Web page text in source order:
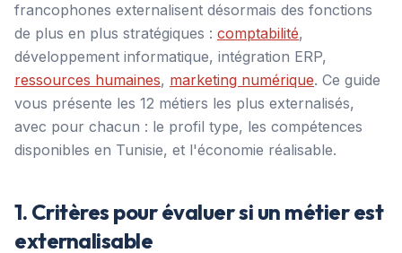
francophones externalisent désormais des fonctions
de plus en plus stratégiques : comptabilité,
développement informatique, intégration ERP,
ressources humaines, marketing numérique. Ce guide
vous présente les 12 métiers les plus externalisés,
avec pour chacun : le profil type, les compétences
disponibles en Tunisie, et l'économie réalisable.
1. Critères pour évaluer si un métier est
externalisable